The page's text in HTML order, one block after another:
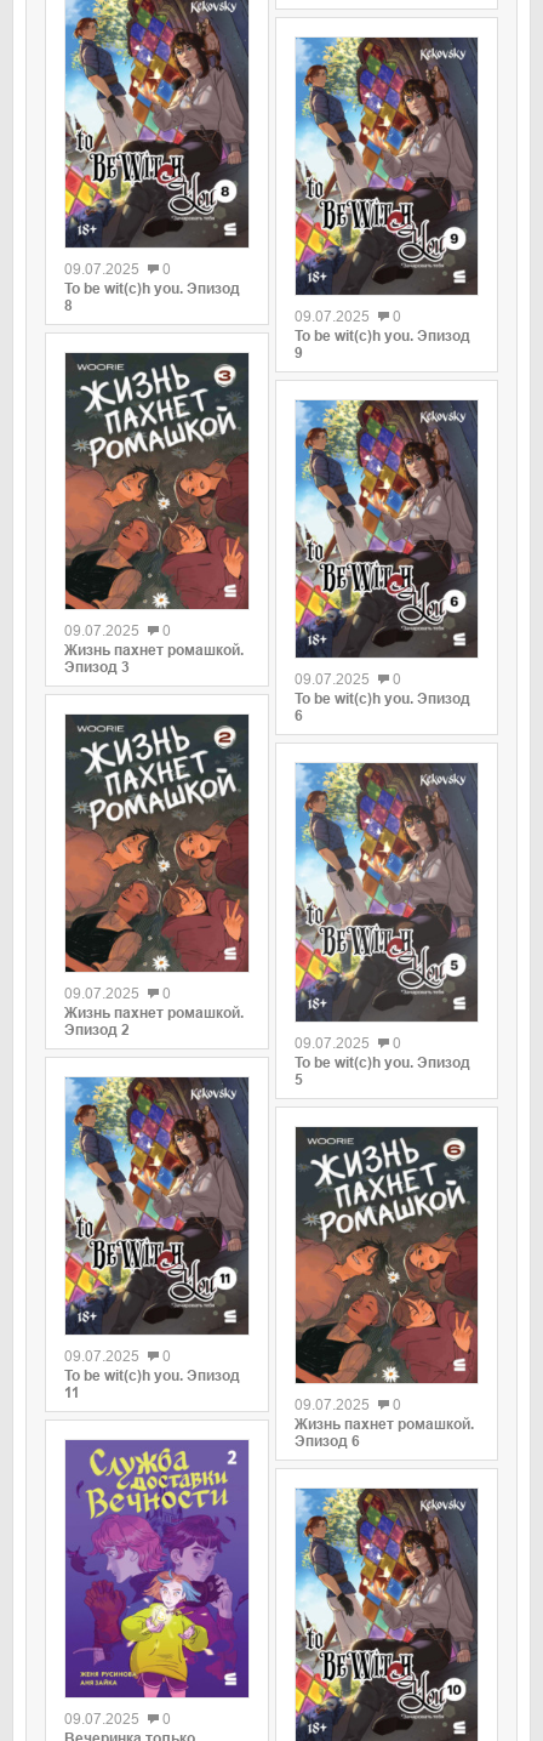
0
09.07.2025
0
To be wit(c)h you. Эпизод
8
0
09.07.2025
0
Жизнь пахнет ромашкой.
Эпизод 3
0
09.07.2025
0
Жизнь пахнет ромашкой.
Эпизод 2
0
09.07.2025
0
To be wit(c)h you. Эпизод
11
09.07.2025
0
0
09.07.2025
0
To be wit(c)h you. Эпизод
9
0
09.07.2025
0
To be wit(c)h you. Эпизод
6
0
09.07.2025
0
To be wit(c)h you. Эпизод
5
0
09.07.2025
0
Жизнь пахнет ромашкой.
Эпизод 6
0